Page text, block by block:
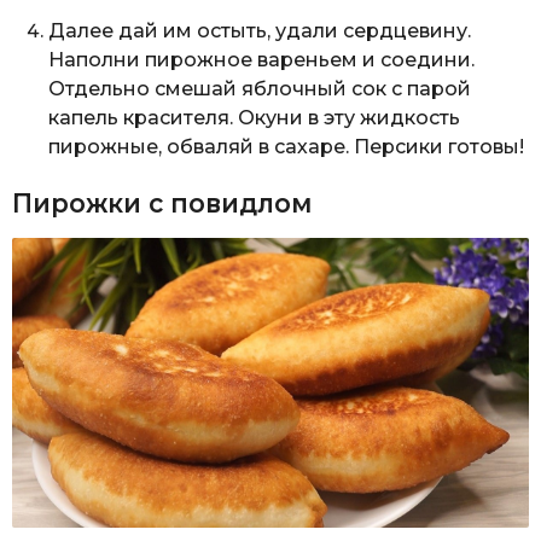
Далее дай им остыть, удали сердцевину.
Наполни пирожное вареньем и соедини.
Отдельно смешай яблочный сок с парой
капель красителя. Окуни в эту жидкость
пирожные, обваляй в сахаре. Персики готовы!
Пирожки с повидлом